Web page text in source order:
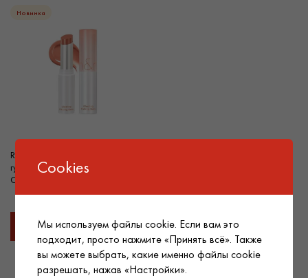
Новинка
Rom&nd Глянцевый бальзам для
губ Glasting Melting Balm, 01
Coco Nude, 3,5 g
Подробнее
Cookies
Мы используем файлы cookie. Если вам это
подходит, просто нажмите «Принять всё». Также
вы можете выбрать, какие именно файлы cookie
разрешать, нажав «Настройки».